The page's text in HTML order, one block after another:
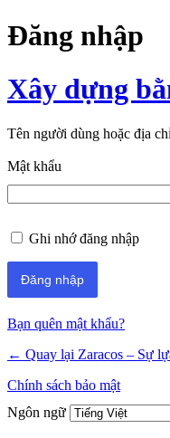
Đăng nhập
Xây dựng
Tên người dùng hoặc địa
Mật khẩu
Ghi nhớ đăng nhập
Bạn quên mật khẩu?
← Quay lại Zaracos – Sự
Chính sách bảo mật
Ngôn ngữ